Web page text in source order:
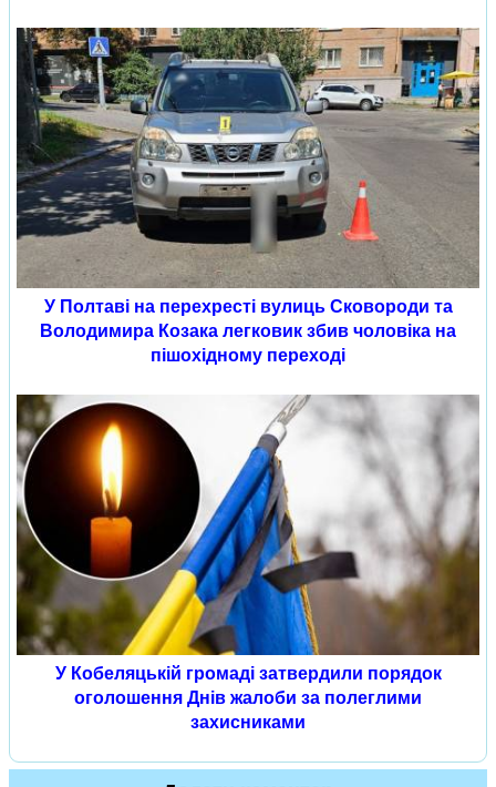
У Полтаві на перехресті вулиць Сковороди та
Володимира Козака легковик збив чоловіка на
пішохідному переході
У Кобеляцькій громаді затвердили порядок
оголошення Днів жалоби за полеглими
захисниками